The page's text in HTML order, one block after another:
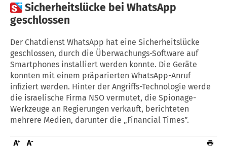
Sicherheitslücke bei WhatsApp
geschlossen
Der Chatdienst WhatsApp hat eine Sicherheitslücke
geschlossen, durch die Überwachungs-Software auf
Smartphones installiert werden konnte. Die Geräte
konnten mit einem präparierten WhatsApp-Anruf
infiziert werden. Hinter der Angriffs-Technologie werde
die israelische Firma NSO vermutet, die Spionage-
Werkzeuge an Regierungen verkauft, berichteten
mehrere Medien, darunter die „Financial Times”.